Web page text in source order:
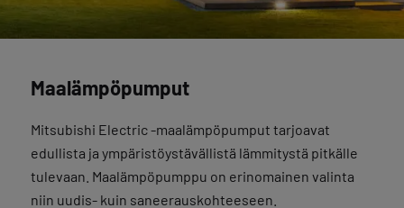
Maalämpöpumput
Mitsubishi Electric -maalämpöpumput tarjoavat
edullista ja ympäristöystävällistä lämmitystä pitkälle
tulevaan. Maalämpöpumppu on erinomainen valinta
niin uudis- kuin saneerauskohteeseen.